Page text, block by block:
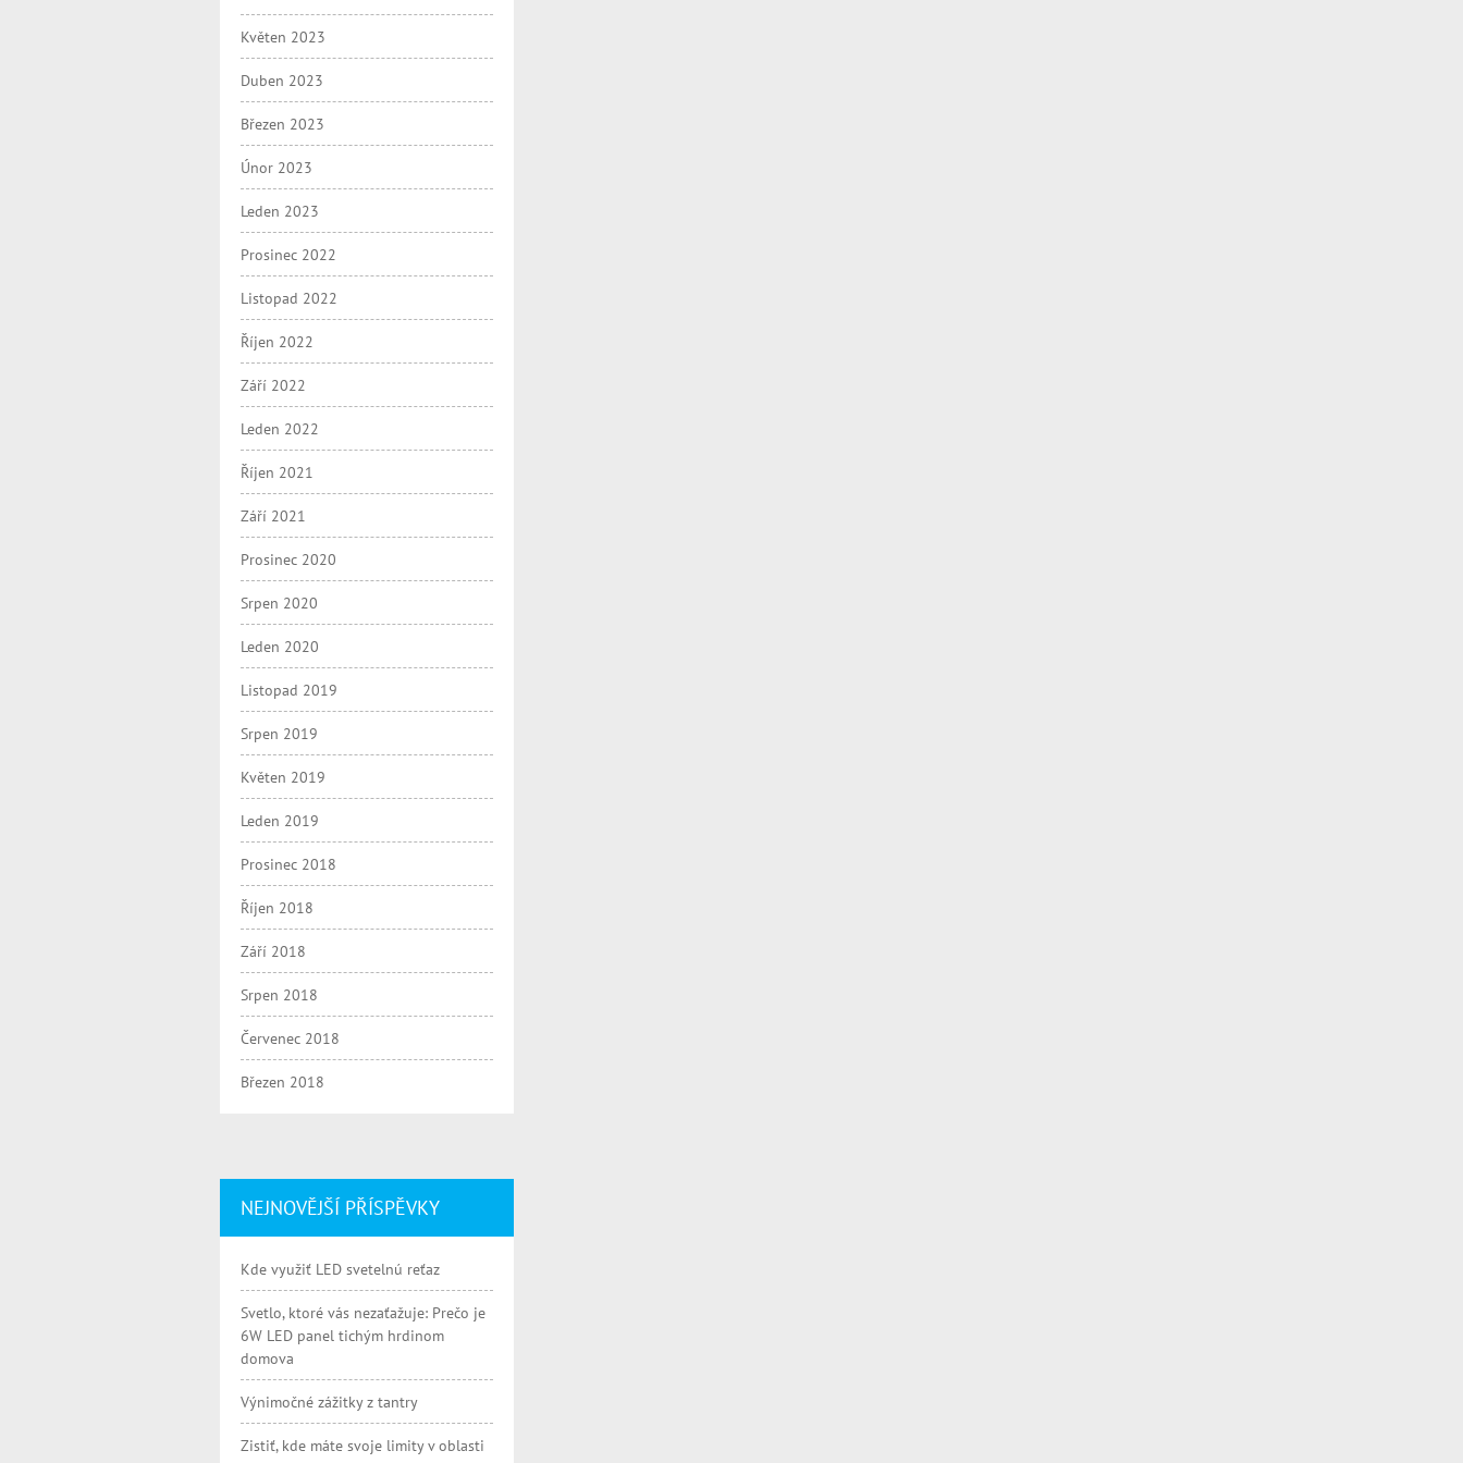
Květen 2023
Duben 2023
Březen 2023
Únor 2023
Leden 2023
Prosinec 2022
Listopad 2022
Říjen 2022
Září 2022
Leden 2022
Říjen 2021
Září 2021
Prosinec 2020
Srpen 2020
Leden 2020
Listopad 2019
Srpen 2019
Květen 2019
Leden 2019
Prosinec 2018
Říjen 2018
Září 2018
Srpen 2018
Červenec 2018
Březen 2018
NEJNOVĚJŠÍ PŘÍSPĚVKY
Kde využiť LED svetelnú reťaz
Svetlo, ktoré vás nezaťažuje: Prečo je
6W LED panel tichým hrdinom
domova
Výnimočné zážitky z tantry
Zistiť, kde máte svoje limity v oblasti